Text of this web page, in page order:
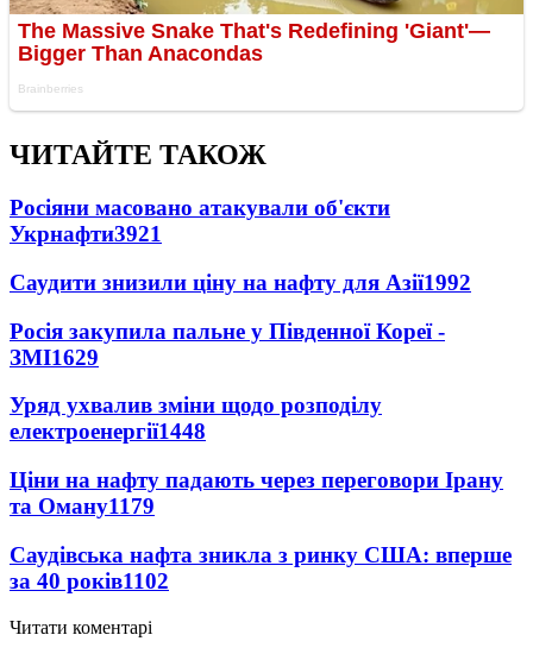
ЧИТАЙТЕ ТАКОЖ
Росіяни масовано атакували об'єкти
Укрнафти3921
Саудити знизили ціну на нафту для Азії1992
Росія закупила пальне у Південної Кореї -
ЗМІ1629
Уряд ухвалив зміни щодо розподілу
електроенергії1448
Ціни на нафту падають через переговори Ірану
та Оману1179
Саудівська нафта зникла з ринку США: вперше
за 40 років1102
Читати коментарі